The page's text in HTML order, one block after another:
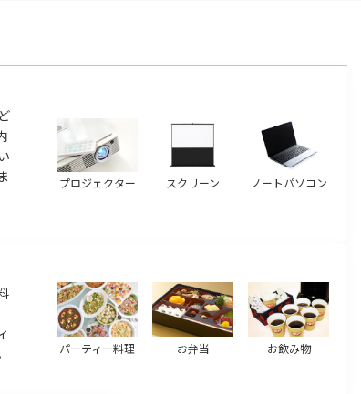
プロジェクター スクリーン ノートパソコン
パーティー料理 お弁当 お飲み物